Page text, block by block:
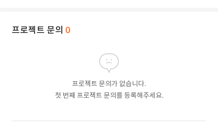
프로젝트 문의 0
프로젝트 문의가 없습니다.
첫 번째 프로젝트 문의를 등록해주세요.